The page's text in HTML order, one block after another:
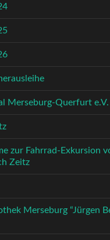
Merseburg-Querfurt e.V.
zur Fahrrad-Exkursion
Zeitz
Merseburg “Jürgen